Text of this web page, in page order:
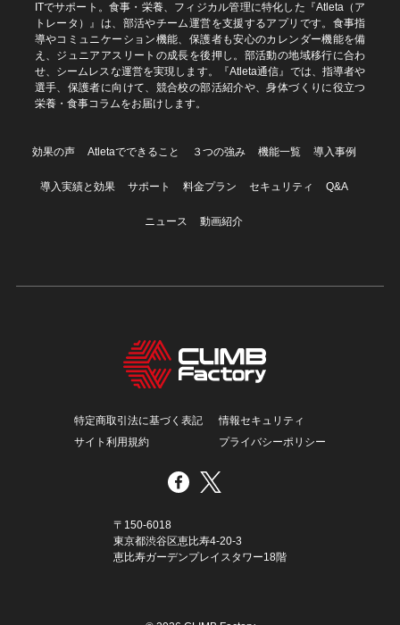
ITでサポート。食事・栄養、フィジカル管理に特化した『Atleta（ア
トレータ）』は、部活やチーム運営を支援するアプリです。食事指
導やコミュニケーション機能、保護者も安心のカレンダー機能を備
え、ジュニアアスリートの成長を後押し。部活動の地域移行に合わ
せ、シームレスな運営を実現します。『Atleta通信』では、指導者や
選手、保護者に向けて、競合校の部活紹介や、身体づくりに役立つ
栄養・食事コラムをお届けします。
効果の声 Atletaでできること ３つの強み 機能一覧 導入事例
導入実績と効果 サポート 料金プラン セキュリティ Q&A
ニュース 動画紹介
〒150-6018
東京都渋谷区恵比寿4-20-3
恵比寿ガーデンプレイスタワー18階
特定商取引法に基づく表記
情報セキュリティ
サイト利用規約
プライバシーポリシー